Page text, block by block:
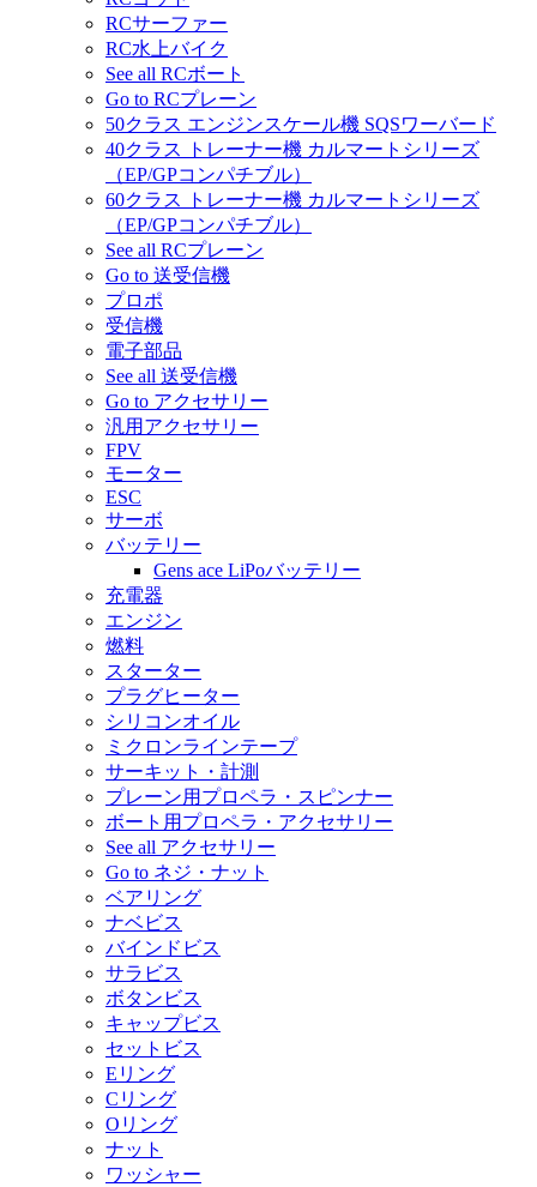
RCサーファー
RC水上バイク
See all RCボート
Go to RCプレーン
50クラス エンジンスケール機 SQSワーバード
40クラス トレーナー機 カルマートシリーズ
（EP/GPコンパチブル）
60クラス トレーナー機 カルマートシリーズ
（EP/GPコンパチブル）
See all RCプレーン
Go to 送受信機
プロポ
受信機
電子部品
See all 送受信機
Go to アクセサリー
汎用アクセサリー
FPV
モーター
ESC
サーボ
バッテリー
Gens ace LiPoバッテリー
充電器
エンジン
燃料
スターター
プラグヒーター
シリコンオイル
ミクロンラインテープ
サーキット・計測
プレーン用プロペラ・スピンナー
ボート用プロペラ・アクセサリー
See all アクセサリー
Go to ネジ・ナット
ベアリング
ナベビス
バインドビス
サラビス
ボタンビス
キャップビス
セットビス
Eリング
Cリング
Oリング
ナット
ワッシャー